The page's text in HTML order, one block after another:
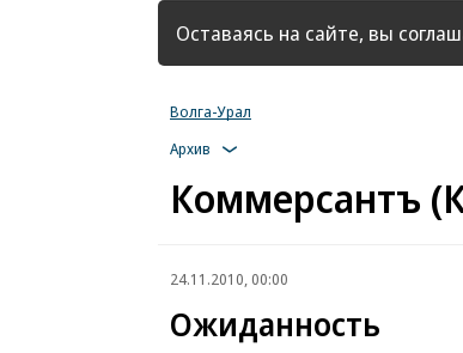
Оставаясь на сайте, вы
Волга-Урал
Архив
Коммерсантъ
24.11.2010, 00:00
Ожиданность